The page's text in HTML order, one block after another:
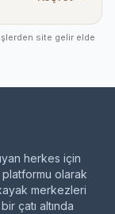
site gelir elde
herkes için
olarak
merkezleri
çatı altında